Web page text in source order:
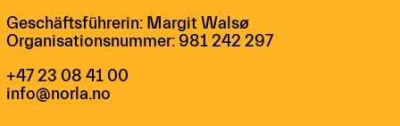
Geschäftsführerin: Margit Walsø
Organisationsnummer: 981 242 297
+47 23 08 41 00
info@norla.no